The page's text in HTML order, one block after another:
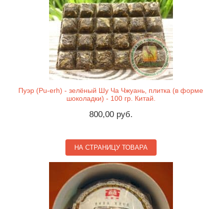
Пуэр (Pu-erh) - зелёный Шу Ча Чжуань, плитка (в форме
шоколадки) - 100 гр. Китай.
800,00 руб.
НА СТРАНИЦУ ТОВАРА